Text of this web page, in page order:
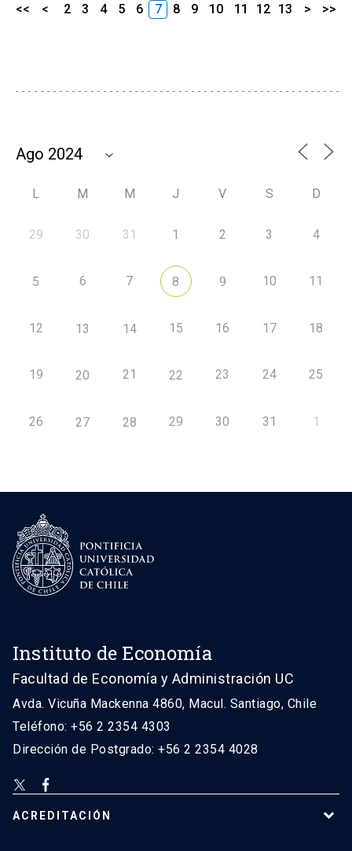
<< < 2 3 4 5 6 7 8 9 10 11 12 13 > >>
L M M J V S D
29 30 31 1 2 3 4
5 6 7 8 9 10 11
12 13 14 15 16 17 18
19 20 21 22 23 24 25
26 27 28 29 30 31 1
Instituto de Economía
Facultad de Economía y Administración UC
Avda. Vicuña Mackenna 4860, Macul. Santiago, Chile
Teléfono: +56 2 2354 4303
Dirección de Postgrado: +56 2 2354 4028
ACREDITACIÓN